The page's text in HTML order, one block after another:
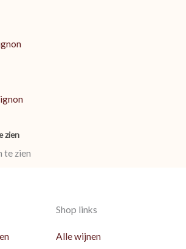
zien
te zien
Shop links
Alle wijnen